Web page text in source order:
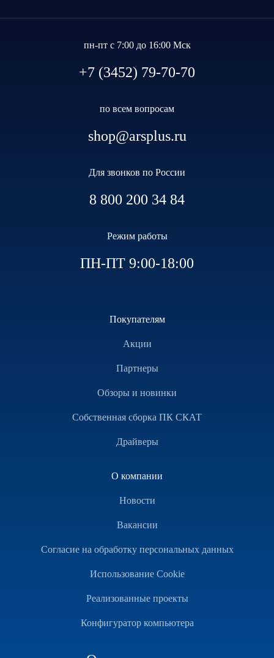
пн-пт с 7:00 до 16:00 Мск
+7 (3452) 79-70-70
по всем вопросам
shop@arsplus.ru
Для звонков по России
8 800 200 34 84
Режим работы
ПН-ПТ 9:00-18:00
Покупателям
Акции
Партнеры
Обзоры и новинки
Собственная сборка ПК СКАТ
Драйверы
О компании
Новости
Вакансии
Согласие на обработку персональных данных
Использование Cookie
Реализованные проекты
Конфигуратор компьютера